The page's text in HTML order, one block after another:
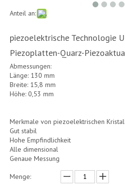
Anteil an:
piezoelektrische Technologie
Piezoplatten-Quarz-
Abmessungen:
Länge: 130 mm
Breite: 15,8 mm
Höhe: 0,53 mm
Merkmale von piezoelektrischen
Gut stabil
Hohe Empfindlichkeit
Alle dimensional
Genaue Messung
Menge: